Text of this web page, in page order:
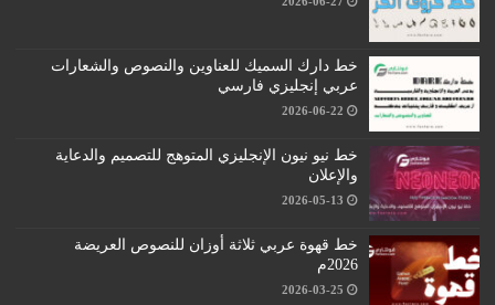
خط دارك السميك للعناوين والنصوص والشعارات
عربي إنجليزي فارسي
2026-06-22
خط نيو نيون الإنجليزي المتوهج للتصميم والدعاية
والإعلان
2026-05-13
خط قهوة عربي ثلاثة أوزان للنصوص العريضة
2026م
2026-03-25